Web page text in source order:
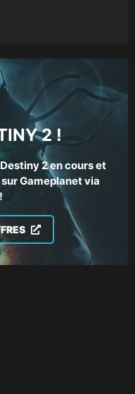
2 !
2 en cours et
Gameplanet via